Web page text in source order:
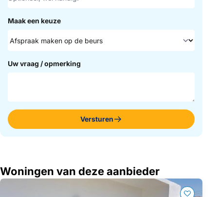
Maak een keuze
Uw vraag / opmerking
Versturen
Woningen van deze aanbieder